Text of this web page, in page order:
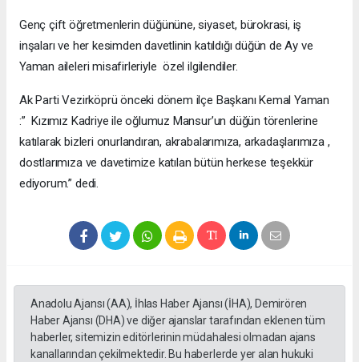
Genç çift öğretmenlerin düğününe, siyaset, bürokrasi, iş
inşaları ve her kesimden davetlinin katıldığı düğün de Ay ve
Yaman aileleri misafirleriyle özel ilgilendiler.
Ak Parti Vezirköprü önceki dönem ilçe Başkanı Kemal Yaman
:” Kızımız Kadriye ile oğlumuz Mansur’un düğün törenlerine
katılarak bizleri onurlandıran, akrabalarımıza, arkadaşlarımıza ,
dostlarımıza ve davetimize katılan bütün herkese teşekkür
ediyorum.” dedi.
Anadolu Ajansı (AA), İhlas Haber Ajansı (İHA), Demirören
Haber Ajansı (DHA) ve diğer ajanslar tarafından eklenen tüm
haberler, sitemizin editörlerinin müdahalesi olmadan ajans
kanallarından çekilmektedir. Bu haberlerde yer alan hukuki